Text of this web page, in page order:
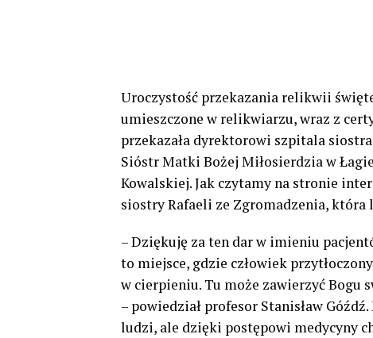
Uroczystość przekazania relikwii
umieszczone w relikwiarzu, wraz z
przekazała dyrektorowi szpitala
Sióstr Matki Bożej Miłosierdzia w
Kowalskiej. Jak czytamy na stronie
siostry Rafaeli ze Zgromadzenia,
– Dziękuję za ten dar w imieniu
to miejsce, gdzie człowiek
w cierpieniu. Tu może zawierzyć Bogu
– powiedział profesor Stanisław
ludzi, ale dzięki postępowi medycyny